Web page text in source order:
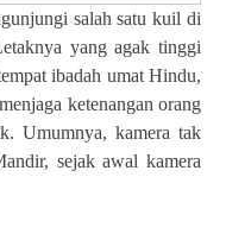
salah satu kuil di
yang agak tinggi
ibadah umat Hindu,
ketenangan orang
Umumnya, kamera tak
sejak awal kamera